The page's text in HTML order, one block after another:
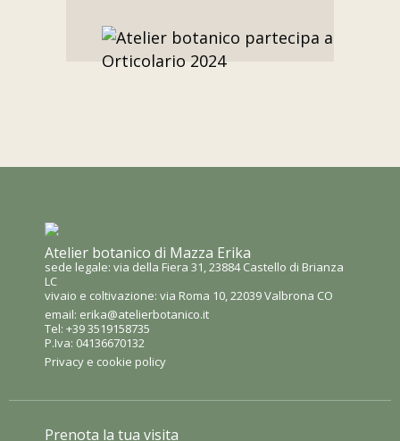
Atelier botanico di Mazza Erika
sede legale: via della Fiera 31, 23884 Castello di Brianza
LC
vivaio e coltivazione: via Roma 10, 22039 Valbrona CO
email: erika@atelierbotanico.it
Tel: +39 3519158735
P.Iva: 04136670132
Privacy e cookie policy
Prenota la tua visita